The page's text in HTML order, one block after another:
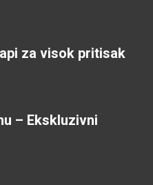
za visok pritisak
– Ekskluzivni